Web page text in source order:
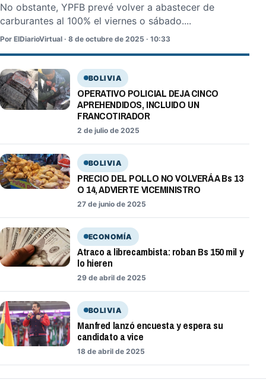
No obstante, YPFB prevé volver a abastecer de
carburantes al 100% el viernes o sábado....
Por ElDiarioVirtual · 8 de octubre de 2025 · 10:33
BOLIVIA
OPERATIVO POLICIAL DEJA CINCO
APREHENDIDOS, INCLUIDO UN
FRANCOTIRADOR
2 de julio de 2025
BOLIVIA
PRECIO DEL POLLO NO VOLVERÁ A Bs 13
O 14, ADVIERTE VICEMINISTRO
27 de junio de 2025
ECONOMÍA
Atraco a librecambista: roban Bs 150 mil y
lo hieren
29 de abril de 2025
BOLIVIA
Manfred lanzó encuesta y espera su
candidato a vice
18 de abril de 2025